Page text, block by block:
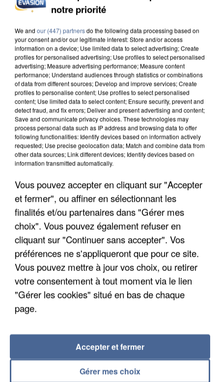
L’UN DES FONDATEURS SUPPOSÉS DE LA DZ
UN SECOND CADRE DE LA DZ MAFIA
INTERPELLÉ EN ALGÉRIE
notre priorité
We and our (447) partnersdo the following data processing based on
your consent and/or our legitimate interest: Store and/or access
information on a device; Use limited data to select advertising; Create
profiles for personalised advertising; Use profiles to select personalised
advertising; Measure advertising performance; Measure content
performance; Understand audiences through statistics or combinations
of data from different sources; Develop and improve services; Create
profiles to personalise content; Use profiles to select personalised
content; Use limited data to select content; Ensure security, prevent and
detect fraud, and fix errors; Deliver and present advertising and content;
Save and communicate privacy choices. These technologies may
process personal data such as IP address and browsing data to offer
following functionalities: Identify devices based on information actively
requested; Use precise geolocation data; Match and combine data from
other data sources; Link different devices; Identify devices based on
information transmitted automatically.
Vous pouvez accepter en cliquant sur "Accepter
et fermer", ou affiner en sélectionnant les
finalités et/ou partenaires dans "Gérer mes
choix". Vous pouvez également refuser en
cliquant sur "Continuer sans accepter". Vos
préférences ne s'appliqueront que pour ce site.
Vous pouvez mettre à jour vos choix, ou retirer
votre consentement à tout moment via le lien
"Gérer les cookies" situé en bas de chaque
page.
Gérer mes choix
Accepter et fermer